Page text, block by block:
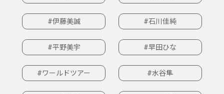
#伊藤美誠 #石川佳純
#平野美宇 #早田ひな
#ワールドツアー #水谷隼